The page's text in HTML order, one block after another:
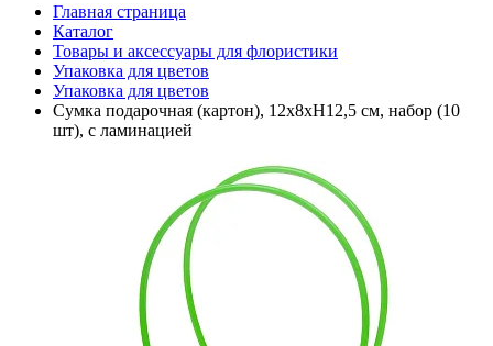
Главная страница
Каталог
Товары и аксессуары для флористики
Упаковка для цветов
Упаковка для цветов
Сумка подарочная (картон), 12x8xH12,5 см, набор (10
шт), с ламинацией